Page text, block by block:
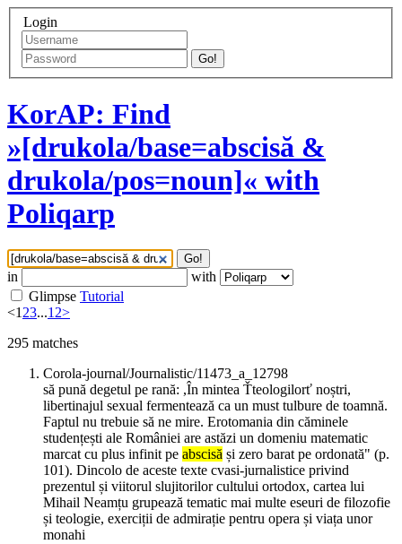
Login
Go!
KorAP: Find
»[drukola/base=abscisă &
drukola/pos=noun]« with
Poliqarp
Go!
in
with
Glimpse Tutorial
<123...12>
295 matches
Corola-journal/Journalistic/11473_a_12798
să pună degetul pe rană: ,În mintea Ťteologilorť noștri,
libertinajul sexual fermentează ca un must tulbure de toamnă.
Faptul nu trebuie să ne mire. Erotomania din căminele
studențești ale României are astăzi un domeniu matematic
marcat cu plus infinit pe abscisă și zero barat pe ordonată" (p.
101). Dincolo de aceste texte cvasi-jurnalistice privind
prezentul și viitorul slujitorilor cultului ortodox, cartea lui
Mihail Neamțu grupează tematic mai multe eseuri de filozofie
și teologie, exerciții de admirație pentru opera și viața unor
monahi